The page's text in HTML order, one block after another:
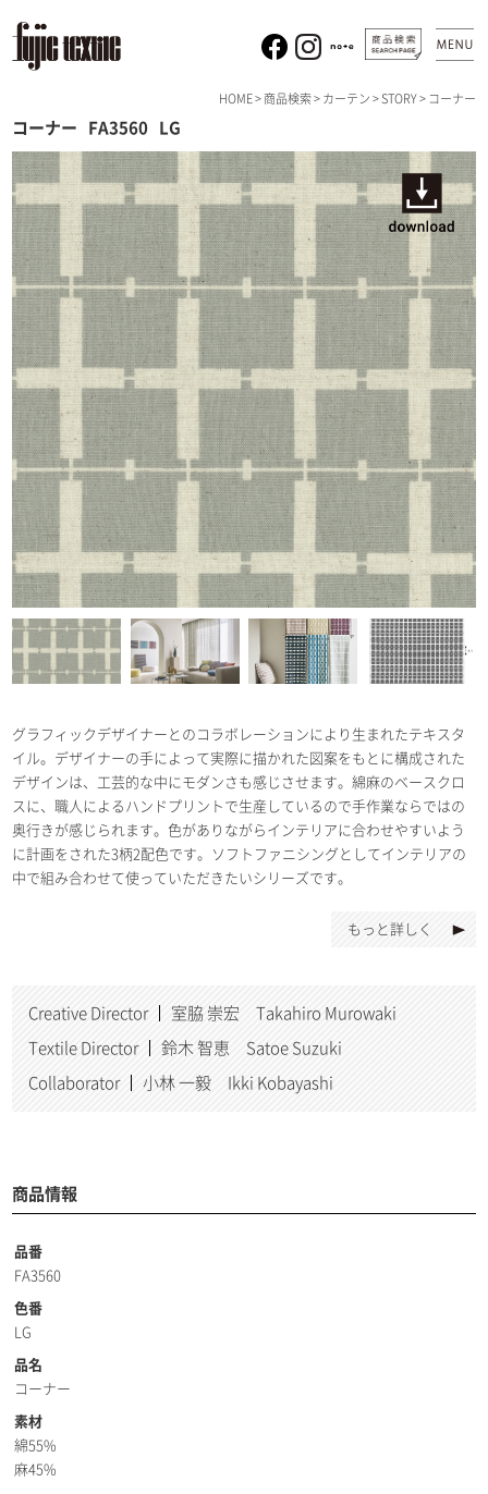
HOME> 商品検索> カーテン > STORY> コーナー
コーナー FA3560 LG
グラフィックデザイナーとのコラボレーションにより生まれたテキスタ
イル。デザイナーの手によって実際に描かれた図案をもとに構成された
デザインは、工芸的な中にモダンさも感じさせます。綿麻のベースクロ
スに、職人によるハンドプリントで生産しているので手作業ならではの
奥行きが感じられます。色がありながらインテリアに合わせやすいよう
に計画をされた3柄2配色です。ソフトファニシングとしてインテリアの
中で組み合わせて使っていただきたいシリーズです。
もっと詳しく
Creative Director 室脇 崇宏 Takahiro Murowaki
Textile Director 鈴木 智恵 Satoe Suzuki
Collaborator 小林 一毅 Ikki Kobayashi
商品情報
品番
FA3560
色番
LG
品名
コーナー
素材
綿55%
麻45%